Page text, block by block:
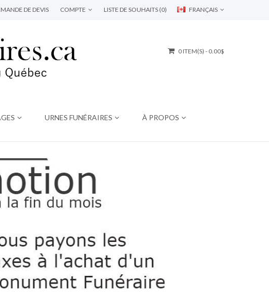
FRANÇAIS
DE DEVIS COMPTE LISTE DE SOUHAITS (0)
0 ITEM(S) - 0.00$
URNES FUNÉRAIRES À PROPOS